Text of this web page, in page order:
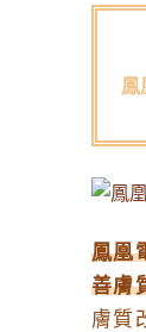
鳳
鳳凰
善膚
膚質